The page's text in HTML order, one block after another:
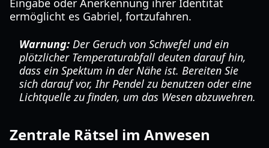
Eingabe oder Anerkennung ihrer Identität
ermöglicht es Gabriel, fortzufahren.
Warnung: Der Geruch von Schwefel und ein
plötzlicher Temperaturabfall deuten darauf hin,
dass ein Spektum in der Nähe ist. Bereiten Sie
sich darauf vor, Ihr Pendel zu benutzen oder eine
Lichtquelle zu finden, um das Wesen abzuwehren.
Zentrale Rätsel im Anwesen